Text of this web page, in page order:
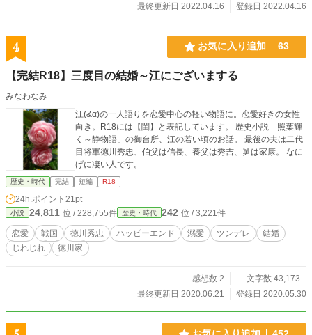
最終更新日 2022.04.16
登録日 2022.04.16
4 お気に入り追加 63
【完結R18】三度目の結婚～江にございまする
みなわなみ
江(&α)の一人語りを恋愛中心の軽い物語に。恋愛好きの女性
向き。R18には【閨】と表記しています。 歴史小説「照葉輝
く～静物語」の御台所、江の若い頃のお話。 最後の夫は二代
目将軍徳川秀忠、伯父は信長、養父は秀吉、舅は家康。 なに
げに凄い人です。
歴史・時代 完結 短編 R18
24h.ポイント 21pt
小説 24,811 位 / 228,755件 歴史・時代 242 位 / 3,221件
恋愛 戦国 徳川秀忠 ハッピーエンド 溺愛 ツンデレ
結婚
じれじれ
徳川家
感想数 2
文字数 43,173
最終更新日 2020.06.21
登録日 2020.05.30